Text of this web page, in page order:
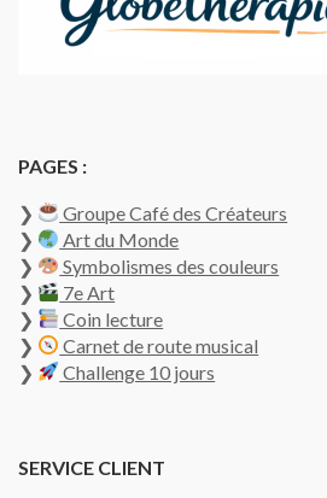
PAGES :
❯
Groupe Café des Créateurs
❯
Art du Monde
❯
Symbolismes des couleurs
❯
7e Art
❯
Coin lecture
❯
Carnet de route musical
❯
Challenge 10 jours
SERVICE CLIENT